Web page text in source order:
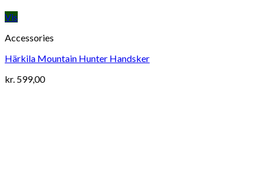
Vis
Accessories
Härkila Mountain Hunter Handsker
kr. 599,00